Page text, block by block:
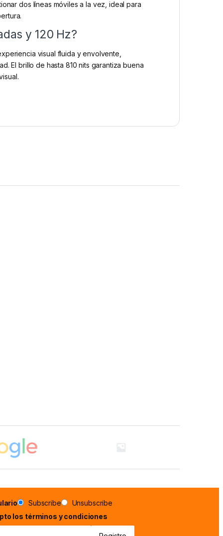
dos líneas móviles a la vez, ideal para
y 120 Hz?
visual fluida y envolvente,
El brillo de hasta 810 nits garantiza buena
Subscribe
Unsubscribe
los términos y condiciones